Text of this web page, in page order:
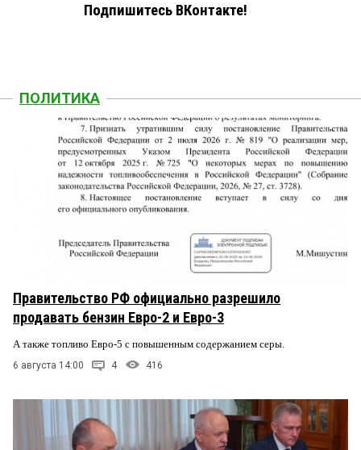
Подпишитесь ВКонтакте!
ПОЛИТИКА
Правительство РФ официально разрешило
продавать бензин Евро-2 и Евро-3
А также топливо Евро-5 с повышенным содержанием серы.
6 августа 14:00 4 416